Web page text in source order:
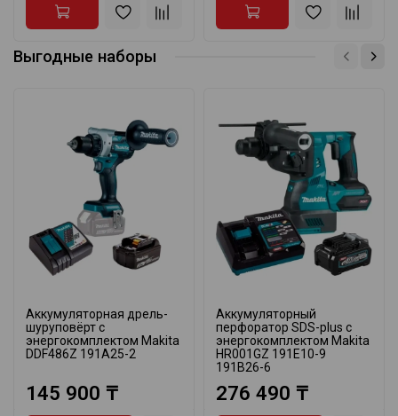
Выгодные наборы
Аккумуляторная дрель-
шуруповёрт с
энергокомплектом Makita
DDF486Z 191A25-2
145 900 ₸
Аккумуляторный
перфоратор SDS-plus с
энергокомплектом Makita
HR001GZ 191E10-9
191B26-6
276 490 ₸